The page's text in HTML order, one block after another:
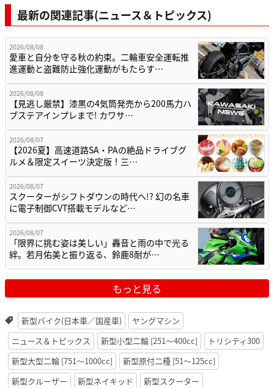
最新の関連記事(ニュース＆トピックス)
2026/08/08
愛車と自分を守る秋の約束。二輪車安全運転推
進運動と盗難防止強化運動がもたらす…
2026/08/08
【見逃し厳禁】漆黒の4気筒発売から200馬力ハ
ブステアインプレまで! カワサ…
2026/08/07
【2026夏】高速道路SA・PAの絶品ドライブグ
ルメ＆限定スイーツ決定版！三…
2026/08/07
スクーターがシフトダウンの時代へ!? 幻の名車
に電子制御CVT搭載モデルなど…
2026/08/07
「限界に挑む姿は美しい」轟音と雨の中で光る
絆。若月佑美と振り返る、鈴鹿8耐が…
もっと見る
新型バイク(日本車／国産車)
ヤングマシン
ニュース＆トピックス
新型小型二輪 [251〜400cc]
トリシティ300
新型大型二輪 [751〜1000cc]
新型原付二種 [51〜125cc]
新型クルーザー
新型ネイキッド 新型スクーター